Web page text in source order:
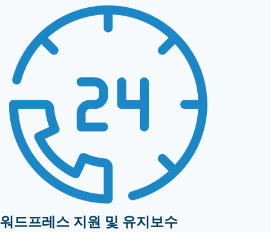
워드프레스 지원 및 유지보수